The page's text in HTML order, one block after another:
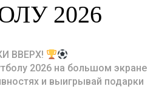
2026
ВВЕРХ!
2026 на большом экране
и выигрывай подарки